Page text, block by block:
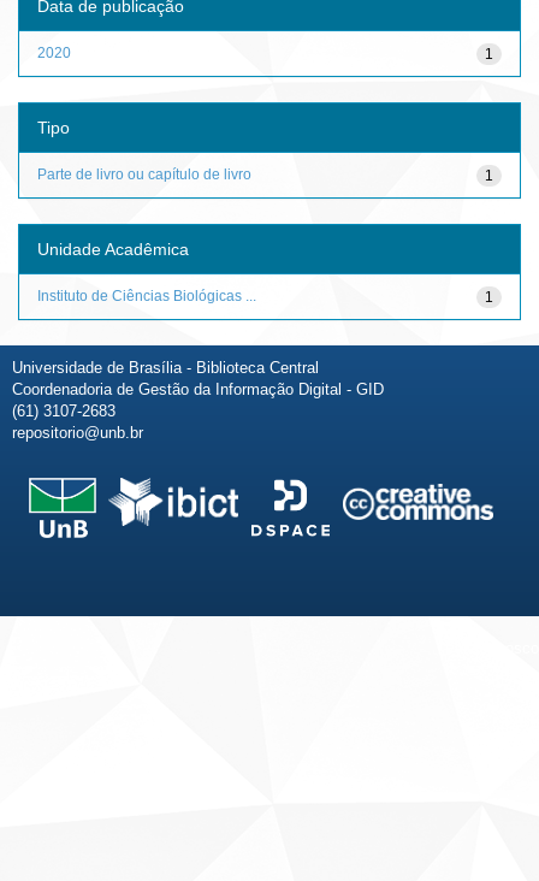
Data de publicação
1
2020
Tipo
1
Parte de livro ou capítulo de livro
Unidade Acadêmica
1
Instituto de Ciências Biológicas ...
Universidade de Brasília - Biblioteca Central
Coordenadoria de Gestão da Informação Digital - GID
(61) 3107-2683
repositorio@unb.br